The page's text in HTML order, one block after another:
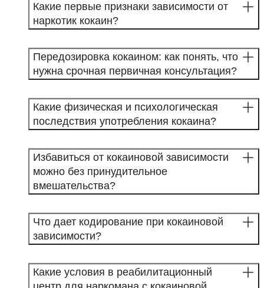
Какие первые признаки зависимости от
наркотик кокаин?
Передозировка кокаином: как понять, что
нужна срочная первичная консультация?
Какие физическая и психологическая
последствия употребления кокаина?
Избавиться от кокаиновой зависимости
можно без принудительное
вмешательства?
Что дает кодирование при кокаиновой
зависимости?
Какие условия в реабилитационный